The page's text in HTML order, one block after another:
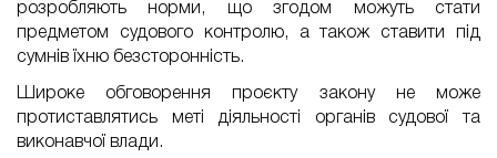
розробляють норми, що згодом можуть стати
предметом судового контролю, а також ставити під
сумнів їхню безсторонність.
Широке обговорення проєкту закону не може
протиставлятись меті діяльності органів судової та
виконавчої влади.